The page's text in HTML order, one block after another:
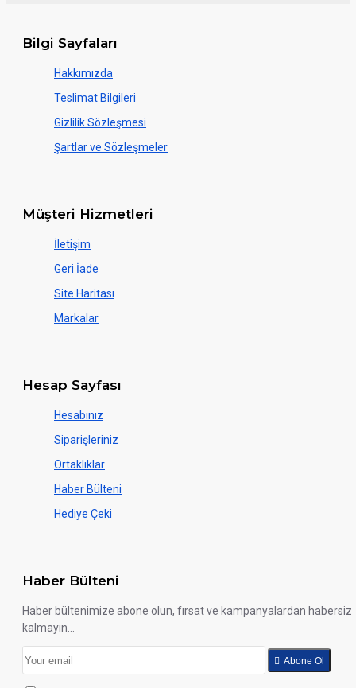
Bilgi Sayfaları
Hakkımızda
Teslimat Bilgileri
Gizlilik Sözleşmesi
Şartlar ve Sözleşmeler
Müşteri Hizmetleri
İletişim
Geri İade
Site Haritası
Markalar
Hesap Sayfası
Hesabınız
Siparişleriniz
Ortaklıklar
Haber Bülteni
Hediye Çeki
Haber Bülteni
Haber bültenimize abone olun, fırsat ve kampanyalardan habersiz
kalmayın...
Abone Ol